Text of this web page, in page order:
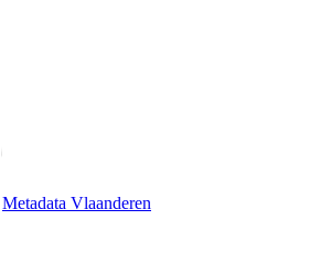
Metadata Vlaanderen